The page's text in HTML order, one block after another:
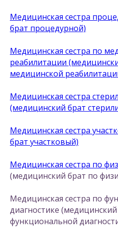
Медицинская сестра
брат процедурной)
Медицинская сестра по
реабилитации
медицинской
Медицинская сестра
(медицинский брат
Медицинская сестра
брат участковый)
Медицинская сестра по
(медицинский брат по
Медицинская сестра по
диагностике
функциональной